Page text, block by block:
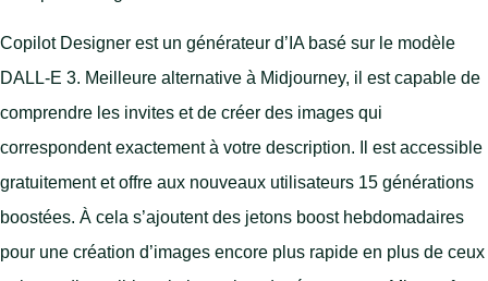
Copilot Designer est un générateur d’IA basé sur le modèle
DALL-E 3. Meilleure alternative à Midjourney, il est capable de
comprendre les invites et de créer des images qui
correspondent exactement à votre description. Il est accessible
gratuitement et offre aux nouveaux utilisateurs 15 générations
boostées. À cela s’ajoutent des jetons boost hebdomadaires
pour une création d’images encore plus rapide en plus de ceux